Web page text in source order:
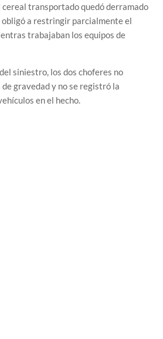
cereal transportado quedó derramado
obligó a restringir parcialmente el
trabajaban los equipos de
siniestro, los dos choferes no
gravedad y no se registró la
en el hecho.